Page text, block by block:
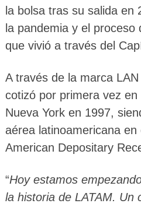
la bolsa tras su salida en
la pandemia y el proceso
que vivió a través del
A través de la marca
cotizó por primera vez
Nueva York en 1997,
aérea latinoamericana
American Depositary
“Hoy estamos
la historia de LATAM. Un